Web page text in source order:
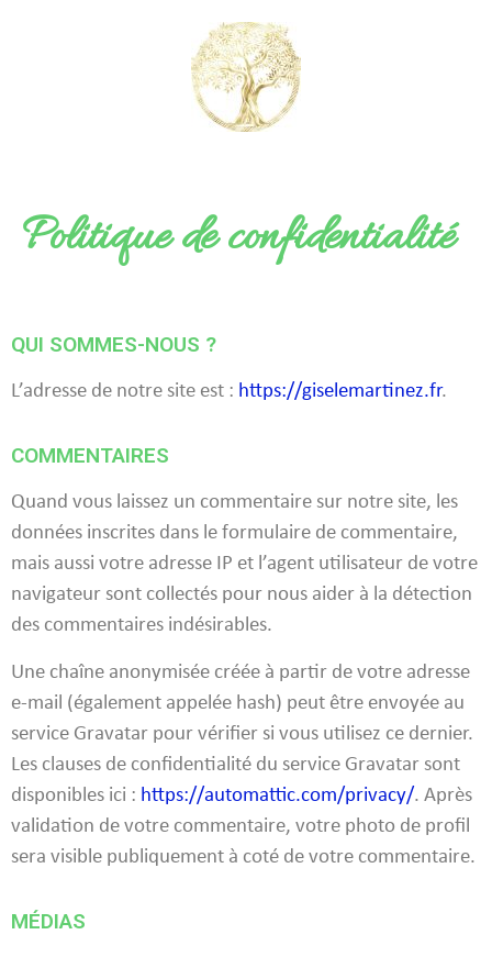
Politique de confidentialité
QUI SOMMES-NOUS ?
L’adresse de notre site est : https://giselemartinez.fr.
COMMENTAIRES
Quand vous laissez un commentaire sur notre site, les
données inscrites dans le formulaire de commentaire,
mais aussi votre adresse IP et l’agent utilisateur de votre
navigateur sont collectés pour nous aider à la détection
des commentaires indésirables.
Une chaîne anonymisée créée à partir de votre adresse
e-mail (également appelée hash) peut être envoyée au
service Gravatar pour vérifier si vous utilisez ce dernier.
Les clauses de confidentialité du service Gravatar sont
disponibles ici : https://automattic.com/privacy/. Après
validation de votre commentaire, votre photo de profil
sera visible publiquement à coté de votre commentaire.
MÉDIAS